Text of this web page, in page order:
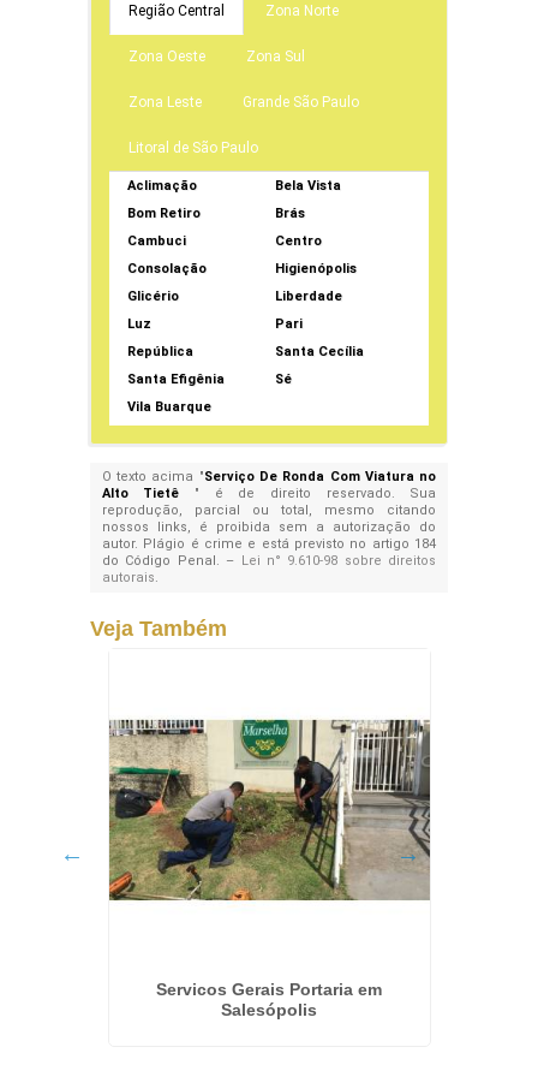
Região Central Zona Norte
Zona Oeste Zona Sul
Zona Leste Grande São Paulo
Litoral de São Paulo
Aclimação
Bela Vista
Bom Retiro
Brás
Cambuci
Centro
Consolação
Higienópolis
Glicério
Liberdade
Luz
Pari
República
Santa Cecília
Santa Efigênia
Sé
Vila Buarque
O texto acima "Serviço De Ronda Com Viatura no
Alto Tietê " é de direito reservado. Sua
reprodução, parcial ou total, mesmo citando
nossos links, é proibida sem a autorização do
autor. Plágio é crime e está previsto no artigo 184
do Código Penal. – Lei n° 9.610-98 sobre direitos
autorais.
Veja Também
Servicos Gerais Portaria em
Salesópolis